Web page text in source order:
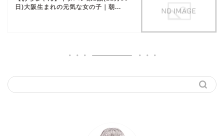
日)大阪生まれの元気な女の子｜朝...